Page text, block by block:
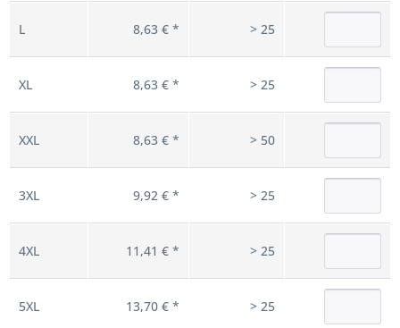
L 8,63 € * > 25
XL 8,63 € * > 25
XXL 8,63 € * > 50
3XL 9,92 € * > 25
4XL 11,41 € * > 25
5XL 13,70 € * > 25